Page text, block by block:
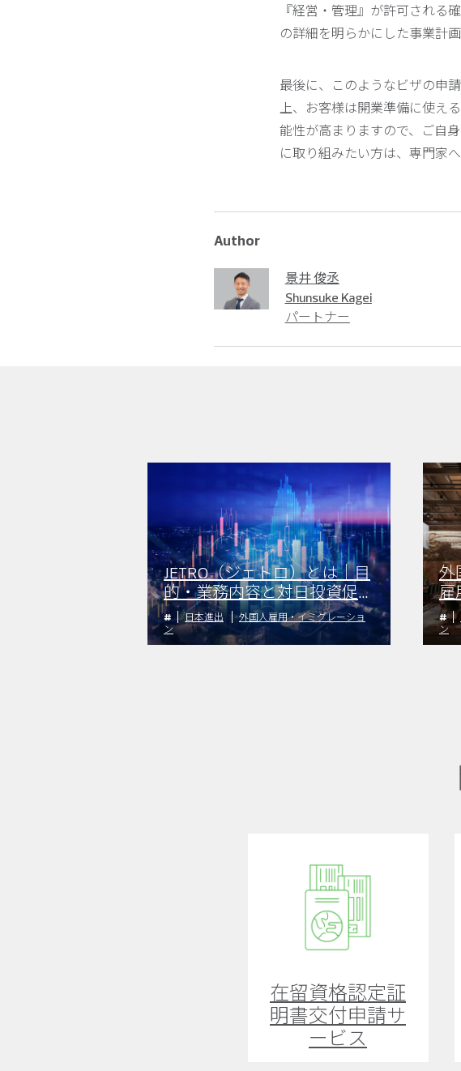
『経営・管理』が許可される
の詳細を明らかにした事業計
最後に、このようなビザの申
上、お客様は開業準備に使え
能性が高まりますので、ご自
に取り組みたい方は、専門家
Author
景井 俊丞
Shunsuke Kagei
パートナー
JETRO（ジェトロ）とは｜目
的・業務内容と対日投資促進
のための活動
日本進出
外国人雇用・イミグレーショ
ン
外
雇
と
ン
在留資格認定証
明書交付申請サ
ービス